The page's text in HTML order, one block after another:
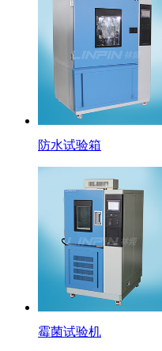
防水试验箱
霉菌试验机